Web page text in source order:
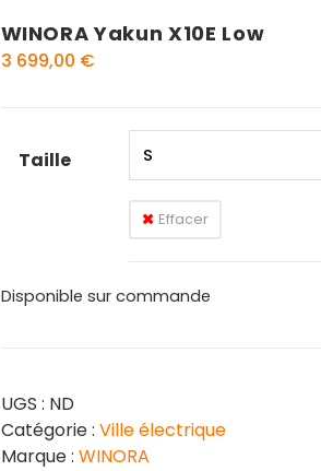
WINORA Yakun X10E Low
3 699,00 €
Taille
Effacer
Disponible sur commande
UGS : ND
Catégorie : Ville électrique
Marque : WINORA